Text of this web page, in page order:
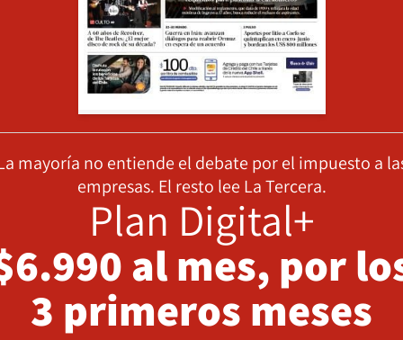
mayoría no entiende el debate por el impuesto a
empresas. El resto lee La Tercera.
Plan Digital+
al mes, por
3 primeros meses